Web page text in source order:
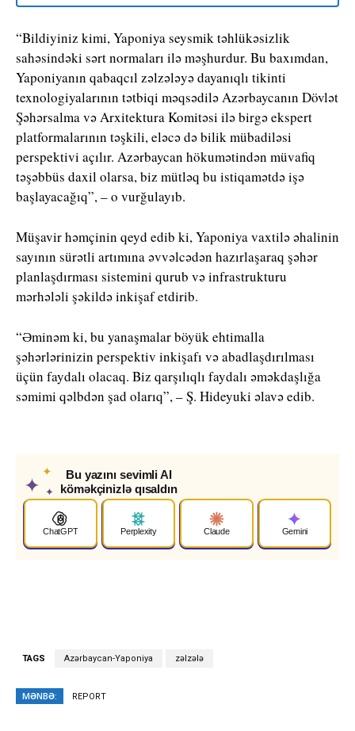
“Bildiyiniz kimi, Yaponiya seysmik təhlükəsizlik
sahəsindəki sərt normaları ilə məşhurdur. Bu baxımdan,
Yaponiyanın qabaqcıl zəlzələyə dayanıqlı tikinti
texnologiyalarının tətbiqi məqsədilə Azərbaycanın Dövlət
Şəhərsalma və Arxitektura Komitəsi ilə birgə ekspert
platformalarının təşkili, eləcə də bilik mübadiləsi
perspektivi açılır. Azərbaycan hökumətindən müvafiq
təşəbbüs daxil olarsa, biz mütləq bu istiqamətdə işə
başlayacağıq”, – o vurğulayıb.
Müşavir həmçinin qeyd edib ki, Yaponiya vaxtilə əhalinin
sayının sürətli artımına əvvəlcədən hazırlaşaraq şəhər
planlaşdırması sistemini qurub və infrastrukturu
mərhələli şəkildə inkişaf etdirib.
“Əminəm ki, bu yanaşmalar böyük ehtimalla
şəhərlərinizin perspektiv inkişafı və abadlaşdırılması
üçün faydalı olacaq. Biz qarşılıqlı faydalı əməkdaşlığa
səmimi qəlbdən şad olarıq”, – Ş. Hideyuki əlavə edib.
✦
✦
✦
Bu yazını sevimli AI
köməkçinizlə qısaldın
ChatGPT Perplexity Claude Gemini
TAGS Azərbaycan-Yaponiya zəlzələ
MƏNBƏ: REPORT